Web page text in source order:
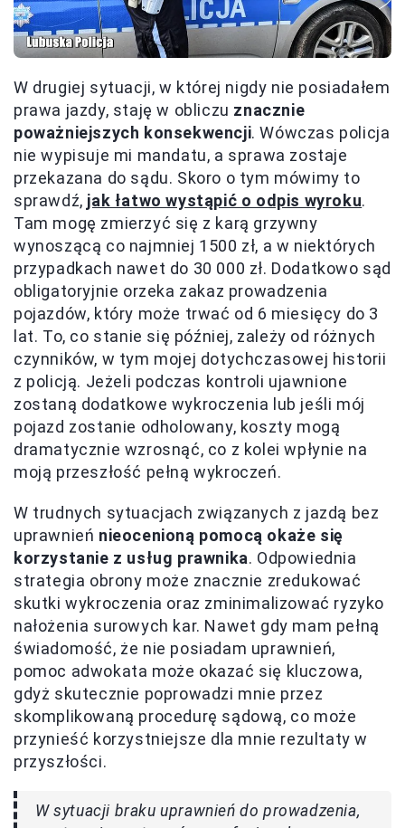
W drugiej sytuacji, w której nigdy nie posiadałem
prawa jazdy, staję w obliczu znacznie
poważniejszych konsekwencji. Wówczas policja
nie wypisuje mi mandatu, a sprawa zostaje
przekazana do sądu. Skoro o tym mówimy to
sprawdź, jak łatwo wystąpić o odpis wyroku.
Tam mogę zmierzyć się z karą grzywny
wynoszącą co najmniej 1500 zł, a w niektórych
przypadkach nawet do 30 000 zł. Dodatkowo sąd
obligatoryjnie orzeka zakaz prowadzenia
pojazdów, który może trwać od 6 miesięcy do 3
lat. To, co stanie się później, zależy od różnych
czynników, w tym mojej dotychczasowej historii
z policją. Jeżeli podczas kontroli ujawnione
zostaną dodatkowe wykroczenia lub jeśli mój
pojazd zostanie odholowany, koszty mogą
dramatycznie wzrosnąć, co z kolei wpłynie na
moją przeszłość pełną wykroczeń.
W trudnych sytuacjach związanych z jazdą bez
uprawnień nieocenioną pomocą okaże się
korzystanie z usług prawnika. Odpowiednia
strategia obrony może znacznie zredukować
skutki wykroczenia oraz zminimalizować ryzyko
nałożenia surowych kar. Nawet gdy mam pełną
świadomość, że nie posiadam uprawnień,
pomoc adwokata może okazać się kluczowa,
gdyż skutecznie poprowadzi mnie przez
skomplikowaną procedurę sądową, co może
przynieść korzystniejsze dla mnie rezultaty w
przyszłości.
W sytuacji braku uprawnień do prowadzenia,